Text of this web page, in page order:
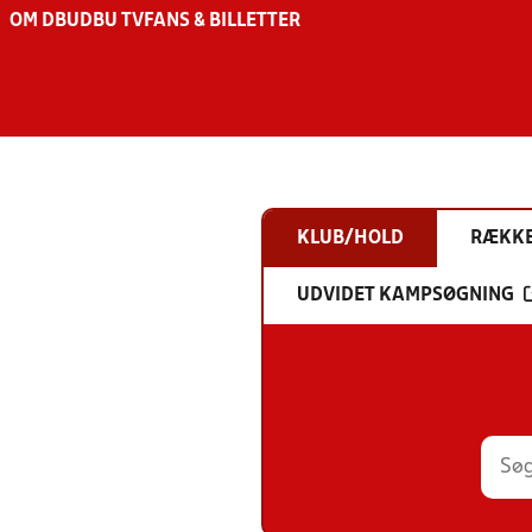
OM DBU DBU TV FANS & BILLETTER
KLUB/HOLD
UDVIDET KAMPSØGNING